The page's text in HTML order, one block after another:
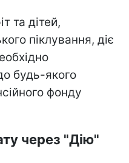
та дітей,
піклування, діє
будь-якого
фонду
через "Дію"